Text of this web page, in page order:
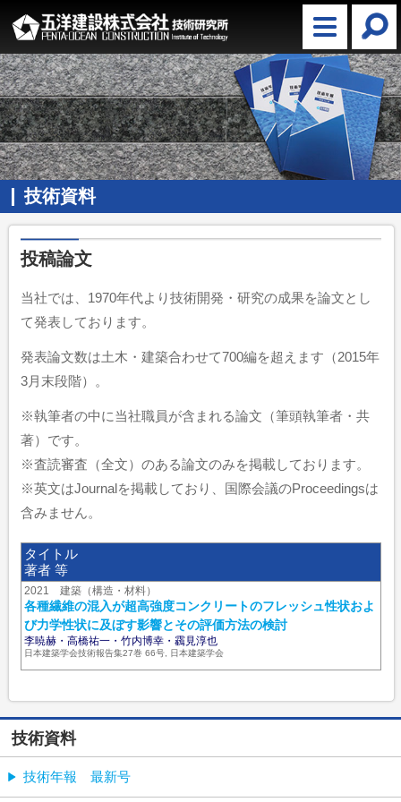
技術資料
投稿論文
当社では、1970年代より技術開発・研究の成果を論文とし
て発表しております。
発表論文数は土木・建築合わせて700編を超えます（2015年
3月末段階）。
※執筆者の中に当社職員が含まれる論文（筆頭執筆者・共
著）です。
※査読審査（全文）のある論文のみを掲載しております。
※英文はJournalを掲載しており、国際会議のProceedingsは
含みません。
タイトル
著者 等
2021 建築（構造・材料）
各種繊維の混入が超高強度コンクリートのフレッシュ性状およ
び力学性状に及ぼす影響とその評価方法の検討
李暁赫・高橋祐一・竹内博幸・靏見淳也
日本建築学会技術報告集27巻 66号, 日本建築学会
技術資料
技術年報 最新号